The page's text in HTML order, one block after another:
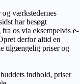
og værkstedernes
har besøgt
os via eksempelvis e-
derfor altid en
tilgængelig priser og
indhold, priser